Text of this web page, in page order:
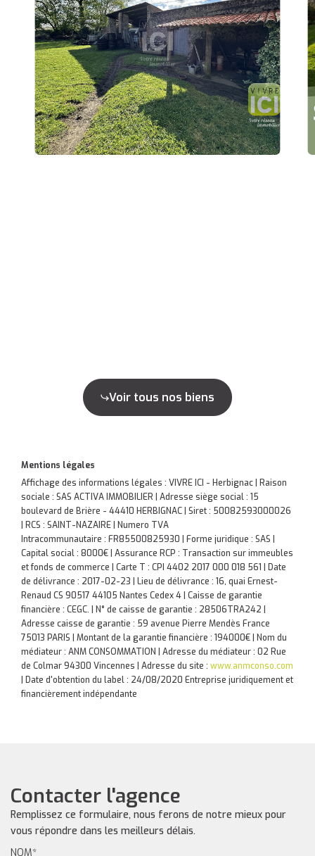
Voir tous nos biens
Mentions légales
Affichage des informations légales : VIVRE ICI - Herbignac | Raison
sociale : SAS ACTIVA IMMOBILIER | Adresse siège social : 15
boulevard de Brière - 44410 HERBIGNAC | Siret : 50082593000026
| RCS : SAINT-NAZAIRE | Numero TVA
Intracommunautaire : FR85500825930 | Forme juridique : SAS |
Capital social : 8000€ | Assurance RCP : Transaction sur immeubles
et fonds de commerce | Carte T : CPI 4402 2017 000 018 561 | Date
de délivrance : 2017-02-23 | Lieu de délivrance : 16, quai Ernest-
Renaud CS 90517 44105 Nantes Cedex 4 | Caisse de garantie
financière : CEGC. | N° de caisse de garantie : 28506TRA242 |
Adresse caisse de garantie : 59 avenue Pierre Mendès France
75013 PARIS | Montant de la garantie financière : 194000€ | Nom du
médiateur : ANM CONSOMMATION | Adresse du médiateur : 02 Rue
de Colmar 94300 Vincennes | Adresse du site : www.anmconso.com
| Date d'obtention du label : 24/08/2020 Entreprise juridiquement et
financièrement indépendante
Contacter l'agence
Remplissez ce formulaire, nous ferons de notre mieux pour
vous répondre dans les meilleurs délais.